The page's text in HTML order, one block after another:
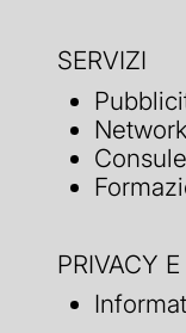
SERVIZI
PRIVACY